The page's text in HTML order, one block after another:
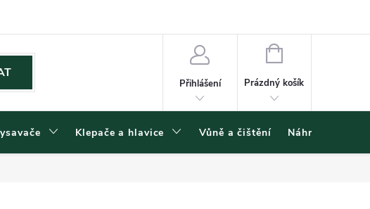
Přihlášení
NÁKUPNÍ
Prázdný košík
Klepače a hlavice Vůně a čištění Náhradní díly